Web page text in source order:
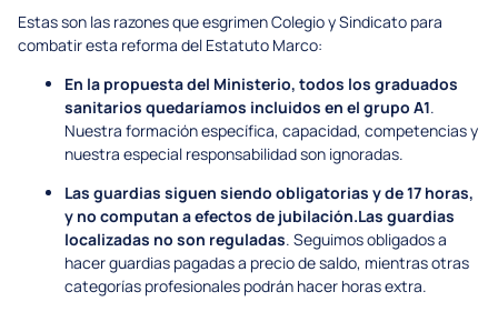
Estas son las razones que esgrimen Colegio y Sindicato para
combatir esta reforma del Estatuto Marco:
En la propuesta del Ministerio, todos los graduados
sanitarios quedaríamos incluidos en el grupo A1.
Nuestra formación específica, capacidad, competencias y
nuestra especial responsabilidad son ignoradas.
Las guardias siguen siendo obligatorias y de 17 horas,
y no computan a efectos de jubilación.Las guardias
localizadas no son reguladas. Seguimos obligados a
hacer guardias pagadas a precio de saldo, mientras otras
categorías profesionales podrán hacer horas extra.